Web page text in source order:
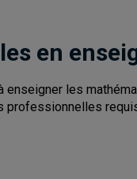
en
les